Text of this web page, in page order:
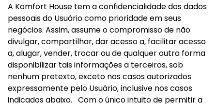
A Komfort House tem a confidencialidade dos dados
pessoais do Usuário como prioridade em seus
negócios. Assim, assume o compromisso de não
divulgar, compartilhar, dar acesso a, facilitar acesso
a, alugar, vender, trocar ou de qualquer outra forma
disponibilizar tais informações a terceiros, sob
nenhum pretexto, exceto nos casos autorizados
expressamente pelo Usuário, inclusive nos casos
indicados abaixo.   Com o único intuito de permitir a